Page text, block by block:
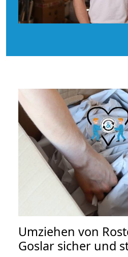
Umziehen von
Goslar sicher und